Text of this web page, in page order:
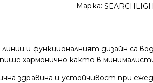
Марка:
и функционалният дизайн са
хармонично както в
здравина и устойчивост при